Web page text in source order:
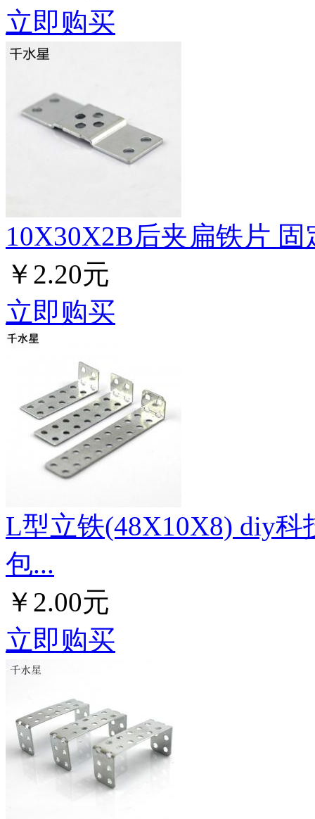
立即购买
10X30X2B后夹扁铁片
￥2.20元
立即购买
L型立铁(48X10X8) diy
包...
￥2.00元
立即购买